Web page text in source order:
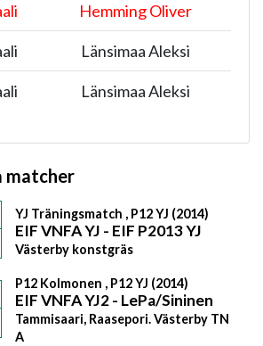
Hemming Oliver
Länsimaa Aleksi
Länsimaa Aleksi
matcher
YJ Träningsmatch , P12 YJ (2014)
EIF VNFA YJ - EIF P2013 YJ
Västerby konstgräs
P12 Kolmonen , P12 YJ (2014)
EIF VNFA YJ2 - LePa/Sininen
Tammisaari, Raasepori. Västerby TN
A